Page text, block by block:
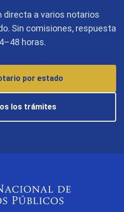
directa a varios notarios
Sin comisiones, respuesta
horas.
por estado
los trámites